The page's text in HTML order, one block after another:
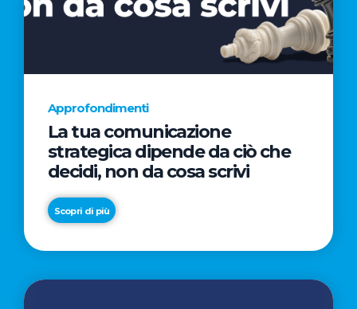
AL
CINEMA
NELLA
CAMPAGNA
REGISTA
PREMIO
OSCAR®
Approfondimenti
La tua comunicazione
strategica dipende da ciò che
decidi, non da cosa scrivi
Scopri di più